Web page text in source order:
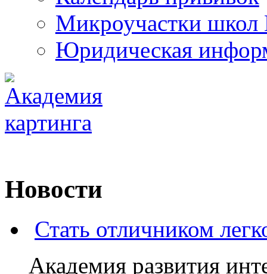
Микроучастки школ
Юридическая
Новости
Стать отличником
Академия развития